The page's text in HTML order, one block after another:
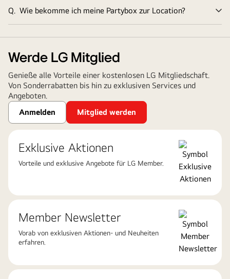
Q. Wie bekomme ich meine Partybox zur Location?
Werde LG Mitglied
Genieße alle Vorteile einer kostenlosen LG Mitgliedschaft.
Von Sonderrabatten bis hin zu exklusiven Services und
Angeboten.
Anmelden
Mitglied werden
Exklusive Aktionen
Vorteile und exklusive Angebote für LG Member.
Member Newsletter
Vorab von exklusiven Aktionen- und Neuheiten
erfahren.